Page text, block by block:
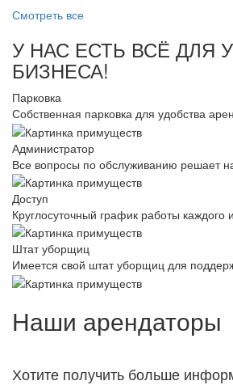
Смотреть все
У НАС ЕСТЬ ВСЁ ДЛЯ
БИЗНЕСА!
Парковка
Собственная парковка для удобства
Администратор
Все вопросы по обслуживанию решает
Доступ
Круглосуточный график работы каждого
Штат уборщиц
Имеется свой штат уборщиц для
Наши арендаторы
Хотите получить больше